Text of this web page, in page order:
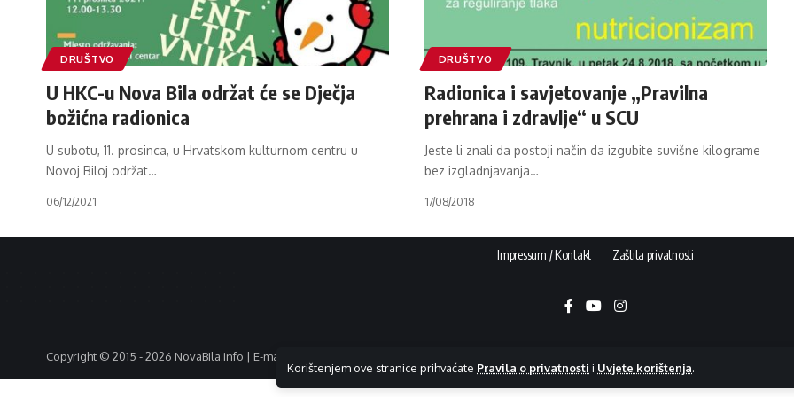
Korištenjem ove stranice prihvaćate Pravila o privatnosti i Uvjete korištenja.
DRUŠTVO
U HKC-u Nova Bila održat će se Dječja
božićna radionica
U subotu, 11. prosinca, u Hrvatskom kulturnom centru u
Novoj Biloj održat…
06/12/2021
DRUŠTVO
Radionica i savjetovanje „Pravilna
prehrana i zdravlje“ u SCU
Jeste li znali da postoji način da izgubite suvišne kilograme
bez izgladnjavanja…
17/08/2018
Impressum / Kontakt Zaštita privatnosti
Copyright © 2015 - 2026 NovaBila.info | E-mail: